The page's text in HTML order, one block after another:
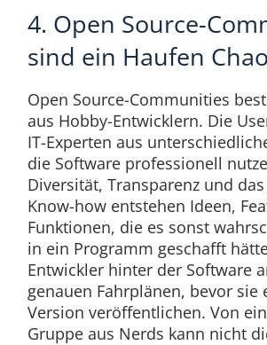
4. Open Source-
sind ein Haufen
Open Source-Communities
aus Hobby-Entwicklern. Die
IT-Experten aus
die Software professionell
Diversität, Transparenz und
Know-how entstehen Ideen,
Funktionen, die es sonst
in ein Programm geschafft
Entwickler hinter der Software
genauen Fahrplänen, bevor sie
Version veröffentlichen. Von
Gruppe aus Nerds kann nicht